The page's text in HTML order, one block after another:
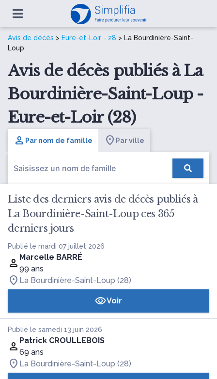
Avis de décès > Eure-et-Loir - 28 > La Bourdinière-Saint-
Loup
Avis de décès publiés à La
Bourdinière-Saint-Loup -
Eure-et-Loir (28)
Par nom de famille Par ville
Liste des derniers avis de décès publiés à
La Bourdinière-Saint-Loup ces 365
derniers jours
Publié le mardi 07 juillet 2026
Marcelle BARRÉ
99 ans
La Bourdinière-Saint-Loup (28)
Voir
Publié le samedi 13 juin 2026
Patrick CROULLEBOIS
69 ans
La Bourdinière-Saint-Loup (28)